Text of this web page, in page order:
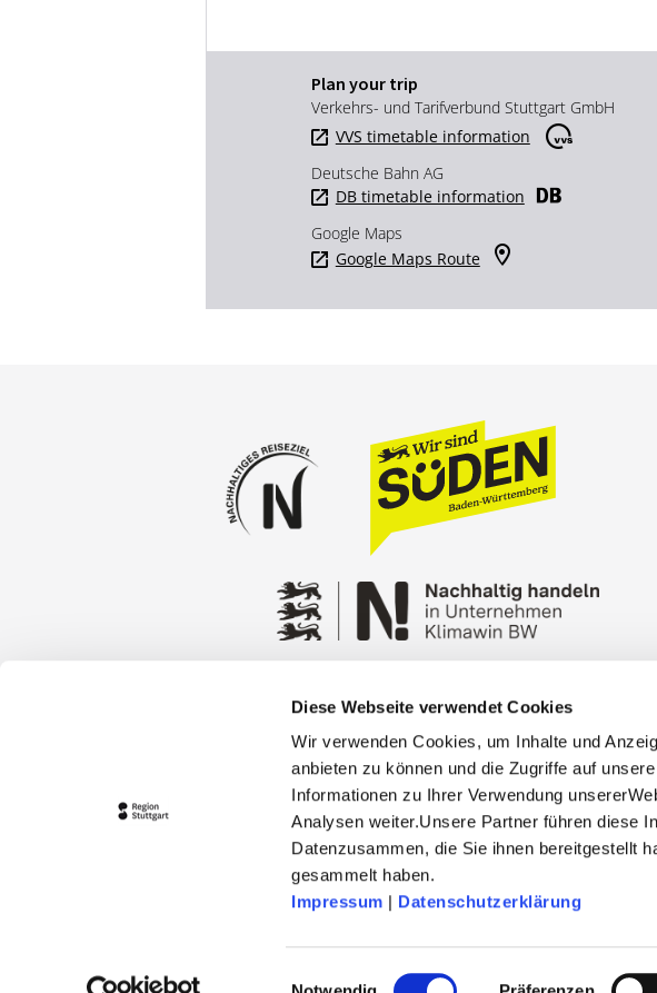
Diese Webseite verwendet Cookies
Wir verwenden Cookies, um Inhalte und
anbieten zu können und die Zugriffe auf
Informationen zu Ihrer Verwendung
Analysen weiter.Unsere Partner führen diese
Datenzusammen, die Sie ihnen bereitgestellt
gesammelt haben.
Impressum | Datenschutzerklärung
Einwilligungsauswahl
Plan your trip
Verkehrs- und Tarifverbund Stuttgart GmbH
VVS timetable information
Deutsche Bahn AG
DB timetable information
Google Maps
Google Maps Route
Stuttgart Convention Bureau
Privacy policy
Contact Cookies
© 2026 Stuttgart-Marketing GmbH, info@stuttgart-
stuttgart-tourist.de and www.erlebnisregion-
capital Stuttgart and the Regio Stuttgart